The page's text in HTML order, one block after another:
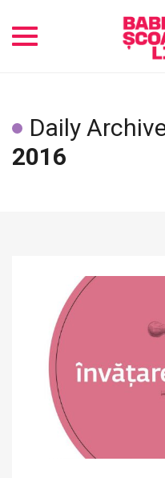
Toggle
Daily
2016